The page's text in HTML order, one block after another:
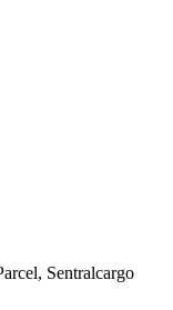
Sentralcargo